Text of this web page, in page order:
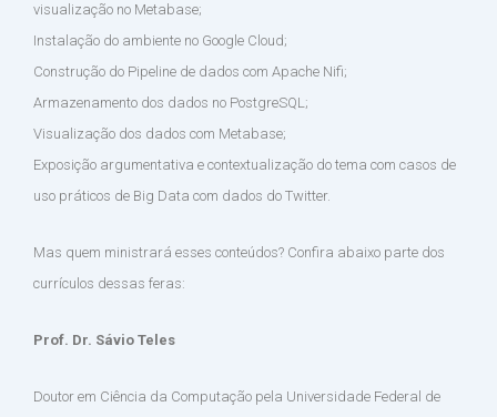
visualização no Metabase;
Instalação do ambiente no Google Cloud;
Construção do Pipeline de dados com Apache Nifi;
Armazenamento dos dados no PostgreSQL;
Visualização dos dados com Metabase;
Exposição argumentativa e contextualização do tema com casos de
uso práticos de Big Data com dados do Twitter.
Mas quem ministrará esses conteúdos? Confira abaixo parte dos
currículos dessas feras:
Prof. Dr. Sávio Teles
Doutor em Ciência da Computação pela Universidade Federal de